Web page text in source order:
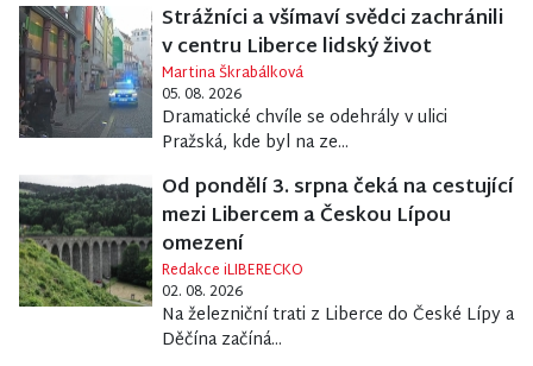
Strážníci a všímaví svědci zachránili
v centru Liberce lidský život
Martina Škrabálková
05. 08. 2026
Dramatické chvíle se odehrály v ulici
Pražská, kde byl na ze...
Od pondělí 3. srpna čeká na cestující
mezi Libercem a Českou Lípou
omezení
Redakce iLIBERECKO
02. 08. 2026
Na železniční trati z Liberce do České Lípy a
Děčína začíná...